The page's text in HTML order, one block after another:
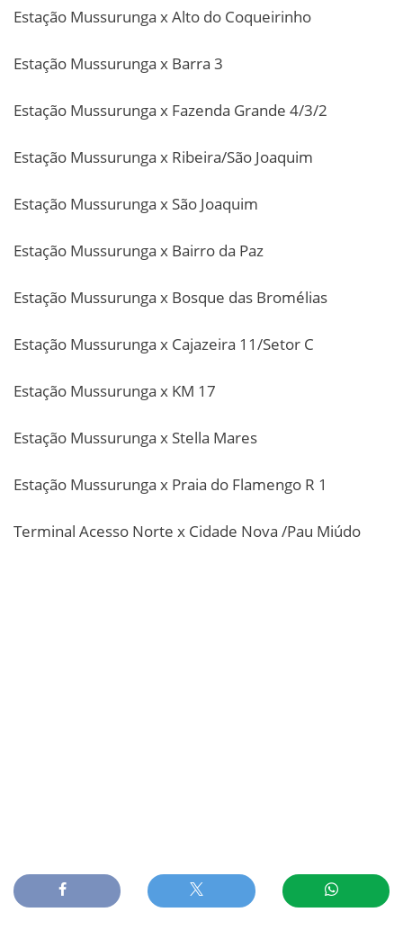
Estação Mussurunga x Alto do Coqueirinho
Estação Mussurunga x Barra 3
Estação Mussurunga x Fazenda Grande 4/3/2
Estação Mussurunga x Ribeira/São Joaquim
Estação Mussurunga x São Joaquim
Estação Mussurunga x Bairro da Paz
Estação Mussurunga x Bosque das Bromélias
Estação Mussurunga x Cajazeira 11/Setor C
Estação Mussurunga x KM 17
Estação Mussurunga x Stella Mares
Estação Mussurunga x Praia do Flamengo R 1
Terminal Acesso Norte x Cidade Nova /Pau Miúdo